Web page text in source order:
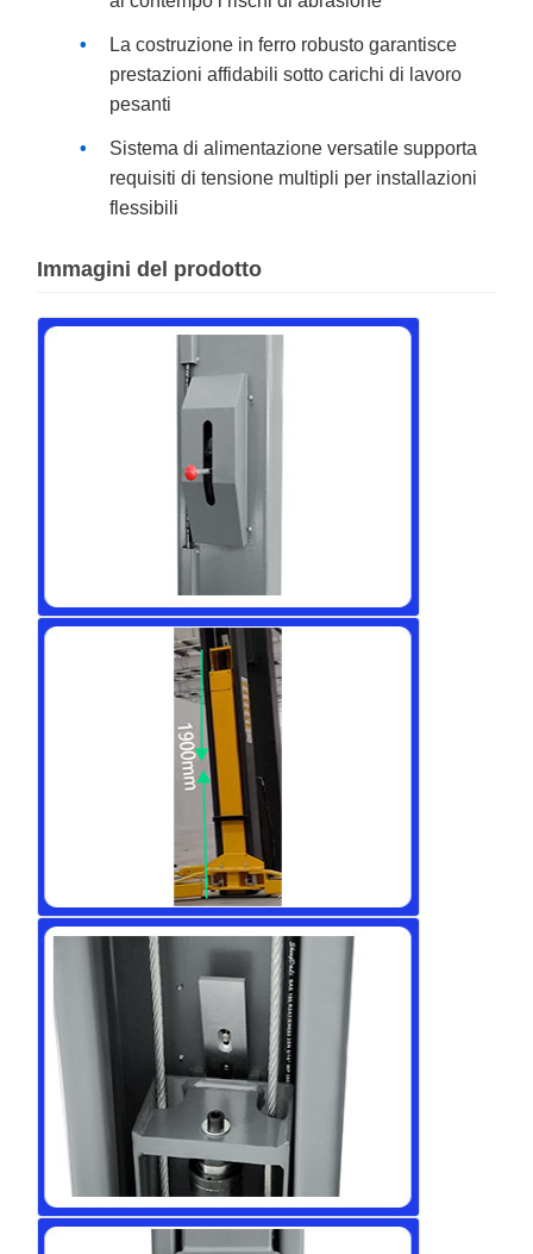
La costruzione in ferro robusto garantisce
prestazioni affidabili sotto carichi di lavoro
pesanti
Sistema di alimentazione versatile supporta
requisiti di tensione multipli per installazioni
flessibili
Immagini del prodotto